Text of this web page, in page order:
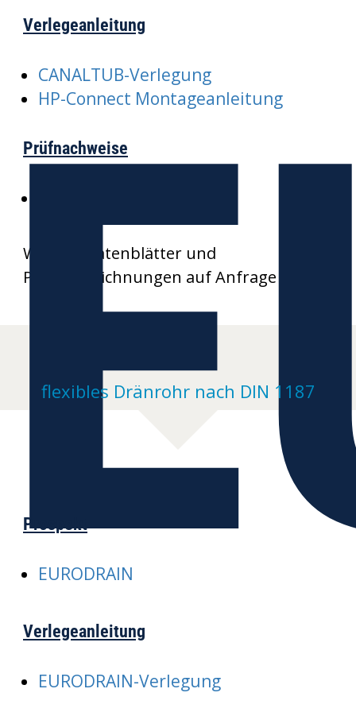
Verlegeanleitung
CANALTUB-Verlegung
HP-Connect Montageanleitung
Prüfnachweise
Weitere Datenblätter und
Produktzeichnungen auf Anfrage
flexibles Dränrohr nach DIN 1187
Prospekt
EURODRAIN
Verlegeanleitung
EURODRAIN-Verlegung